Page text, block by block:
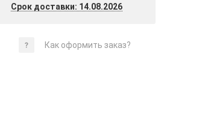
Срок доставки: 14.08.2026
Как оформить заказ?